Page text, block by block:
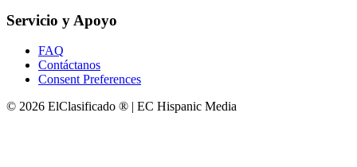
Servicio y Apoyo
FAQ
Contáctanos
Consent Preferences
© 2026 ElClasificado ® | EC Hispanic Media